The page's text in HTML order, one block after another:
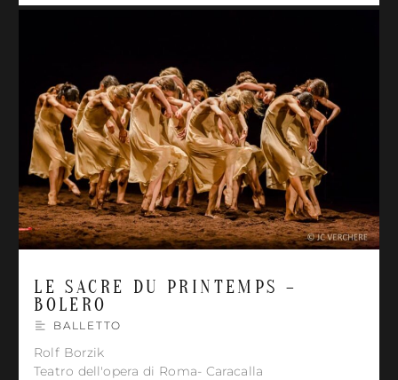
LE SACRE DU PRINTEMPS –
BOLERO
BALLETTO
Rolf Borzik
Teatro dell'opera di Roma- Caracalla